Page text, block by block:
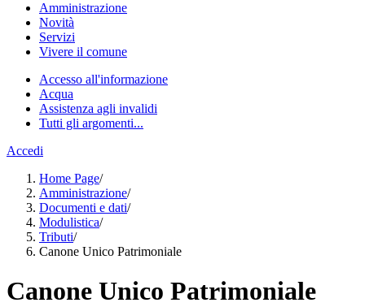
Amministrazione
Novità
Servizi
Vivere il comune
Accesso all'informazione
Acqua
Assistenza agli invalidi
Tutti gli argomenti...
Accedi
Home Page/
Amministrazione/
Documenti e dati/
Modulistica/
Tributi/
Canone Unico Patrimoniale
Canone Unico Patrimoniale